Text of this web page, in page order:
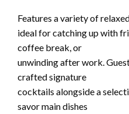
Features a variety of
ideal for catching up with
coffee break, or
unwinding after work.
crafted signature
cocktails alongside a
savor main dishes